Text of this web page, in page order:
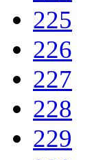
225
226
227
228
229